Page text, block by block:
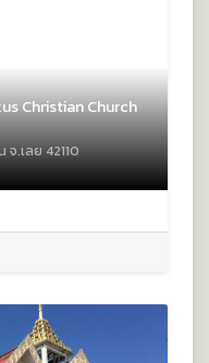
Christian Church
จ.เลย 42110